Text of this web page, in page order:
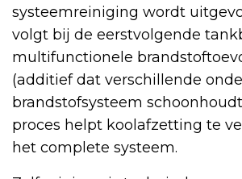
systeemreiniging wordt
volgt bij de eerstvolgende
multifunctionele
(additief dat verschillende
brandstofsysteem
proces helpt koolafzetting te
het complete systeem.